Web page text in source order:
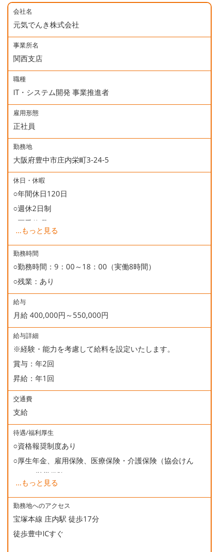
会社名
元気でんき株式会社
事業所名
関西支店
職種
IT・システム開発 事業推進者
雇用形態
正社員
勤務地
大阪府豊中市庄内栄町3-24-5
休日・休暇
○年間休日120日
○週休2日制
○夏季休暇
○年末年始休暇
○慶弔休暇
○有給休暇
○誕生日休暇
...もっと見る
勤務時間
○勤務時間：9：00～18：00（実働8時間）
○残業：あり
給与
月給 400,000円～550,000円
給与詳細
※経験・能力を考慮して給料を設定いたします。
賞与：年2回
昇給：年1回
交通費
支給
待遇/福利厚生
○資格報奨制度あり
○厚生年金、雇用保険、医療保険・介護保険（協会けん
ぽ）、労災保険
○健康診断
○資格取得支援（受験学校併設)
○誕生日会
...もっと見る
勤務地へのアクセス
宝塚本線 庄内駅 徒歩17分
徒歩豊中ICすぐ